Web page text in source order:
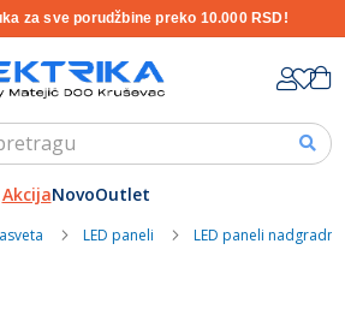
za sve porudžbine preko 10.000 RSD!
Content
AkcijaNovoOutlet
LED paneli LED paneli nadgradni